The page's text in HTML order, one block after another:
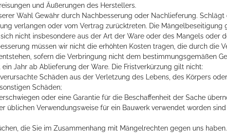
und Äußerungen des Herstellers.
Wahl Gewähr durch Nachbesserung oder Nachlieferung. Schlägt
verlangen oder vom Vertrag zurücktreten. Die
nicht insbesondere aus der Art der Ware oder des Mangels oder
müssen wir nicht die erhöhten Kosten tragen, die durch die
sofern die Verbringung nicht dem bestimmungsgemäßen
Jahr ab Ablieferung der Ware. Die Fristverkürzung gilt nicht:
Schäden aus der Verletzung des Lebens, des Körpers
Schäden;
oder eine Garantie für die Beschaffenheit der Sache
üblichen Verwendungsweise für ein Bauwerk verwendet worden
die Sie im Zusammenhang mit Mängelrechten gegen uns haben.